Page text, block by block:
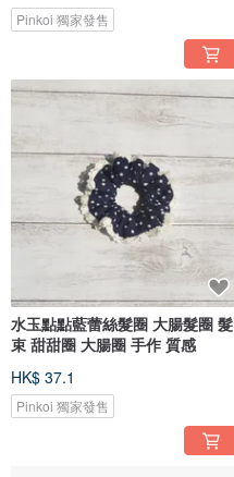
Pinkoi 獨家發售
水玉點點藍蕾絲髮圈 大腸髮圈 髮
束 甜甜圈 大腸圈 手作 質感
HK$ 37.1
Pinkoi 獨家發售